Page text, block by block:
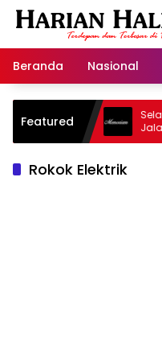
Langsung
Beranda
Nasional
Featured
Warisan
Selamat
Jalan
Rokok Elektrik